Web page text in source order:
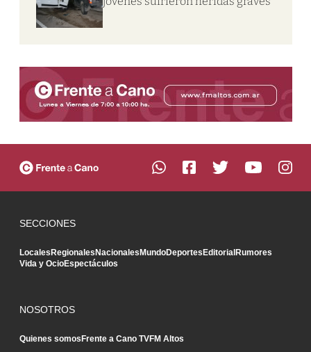
SECCIONES
LocalesRegionalesNacionalesMundoDeportesEditorialRumores
Vida y OcioEspectáculos
NOSOTROS
Quienes somosFrente a Cano TVFM Altos